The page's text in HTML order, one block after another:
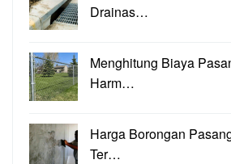
Drainas…
Menghitung Biaya
Harm…
Harga Borongan
Ter…